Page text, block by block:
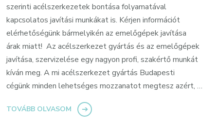
szerinti acélszerkezetek bontása folyamatával
kapcsolatos javítási munkákat is. Kérjen információt
elérhetőségünk bármelyikén az emelőgépek javítása
árak miatt! Az acélszerkezet gyártás és az emelőgépek
javítása, szervizelése egy nagyon profi, szakértő munkát
kíván meg. A mi acélszerkezet gyártás Budapesti
cégünk minden lehetséges mozzanatot megtesz azért, …
TOVÁBB OLVASOM